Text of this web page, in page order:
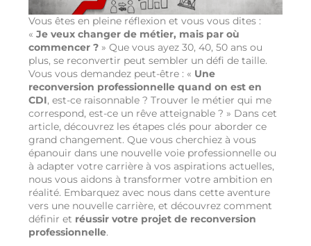
Vous êtes en pleine réflexion et vous vous dites :
«Je veux changer de métier, mais par où
commencer ? » Que vous ayez 30, 40, 50 ans ou
plus, se reconvertir peut sembler un défi de taille.
Vous vous demandez peut-être : « Une
reconversion professionnelle quand on est en
CDI, est-ce raisonnable ? Trouver le métier qui me
correspond, est-ce un rêve atteignable ? » Dans cet
article, découvrez les étapes clés pour aborder ce
grand changement. Que vous cherchiez à vous
épanouir dans une nouvelle voie professionnelle ou
à adapter votre carrière à vos aspirations actuelles,
nous vous aidons à transformer votre ambition en
réalité. Embarquez avec nous dans cette aventure
vers une nouvelle carrière, et découvrez comment
définir et réussir votre projet de reconversion
professionnelle.